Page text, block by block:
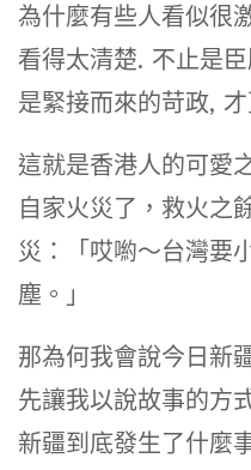
為什麼有些人看似很
看得太清楚. 不止是
是緊接而來的苛政,
這就是香港人的可愛
自家火災了，救火之
災：「哎喲～台灣要
塵。」
那為何我會說今日新
先讓我以說故事的方
新疆到底發生了什麼